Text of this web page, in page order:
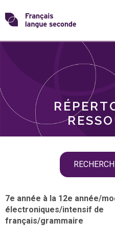
Skip
toTransformons
langue
THÈMES
7e année à la 12e année/
électroniques/intensif de
français/grammaire